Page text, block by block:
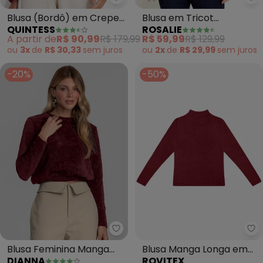
Quintess - Blusa (Bordô) em
Blusa (Bordô) em Crepe
Plano
QUINTESS
A partir deR$ 90,99R$ 179,99
ou 3x de R$ 30,33 sem juros
Blusa em Tricot
(Vermelha)
ROSALIE
R$ 59,99R$ 129,99
ou 2x de R$ 29,99 sem juros
-20%
Dianna - Blusa Feminina
Blusa Feminina Manga
-50%
Blusa Manga Longa em